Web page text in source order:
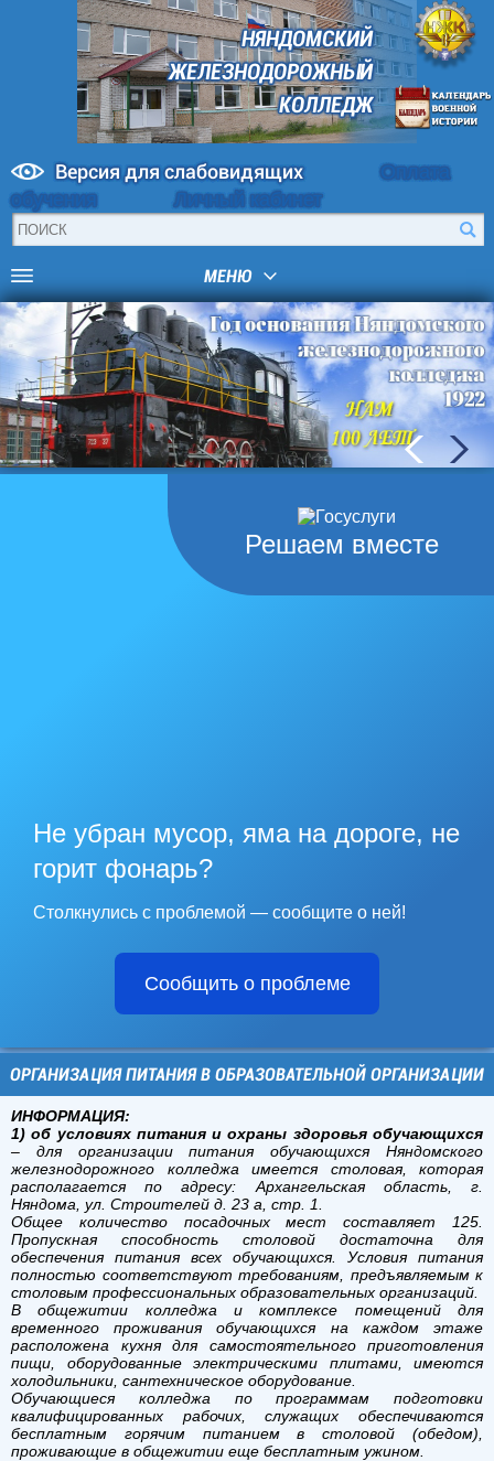
НЯНДОМСКИЙ
ЖЕЛЕЗНОДОРОЖНЫЙ
КОЛЛЕДЖ
Версия для слабовидящих
Оплата
обучения
Личный кабинет
МЕНЮ
Решаем вместе
Не убран мусор, яма на дороге, не
горит фонарь?
Столкнулись с проблемой — сообщите о ней!
Сообщить о проблеме
ОРГАНИЗАЦИЯ ПИТАНИЯ В ОБРАЗОВАТЕЛЬНОЙ ОРГАНИЗАЦИИ
ИНФОРМАЦИЯ:
1) об условиях питания и охраны здоровья обучающихся
– для организации питания обучающихся Няндомского
железнодорожного колледжа имеется столовая, которая
располагается по адресу: Архангельская область, г.
Няндома, ул. Строителей д. 23 а, стр. 1.
Общее количество посадочных мест составляет 125.
Пропускная способность столовой достаточна для
обеспечения питания всех обучающихся. Условия питания
полностью соответствуют требованиям, предъявляемым к
столовым профессиональных образовательных организаций.
В общежитии колледжа и комплексе помещений для
временного проживания обучающихся на каждом этаже
расположена кухня для самостоятельного приготовления
пищи, оборудованные электрическими плитами, имеются
холодильники, сантехническое оборудование.
Обучающиеся колледжа по программам подготовки
квалифицированных рабочих, служащих обеспечиваются
бесплатным горячим питанием в столовой (обедом),
проживающие в общежитии еще бесплатным ужином.